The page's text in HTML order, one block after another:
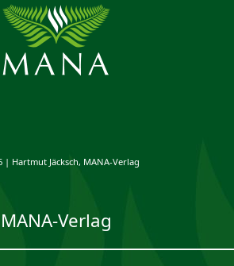
| Hartmut Jäcksch, MANA-Verlag
MANA-Verlag